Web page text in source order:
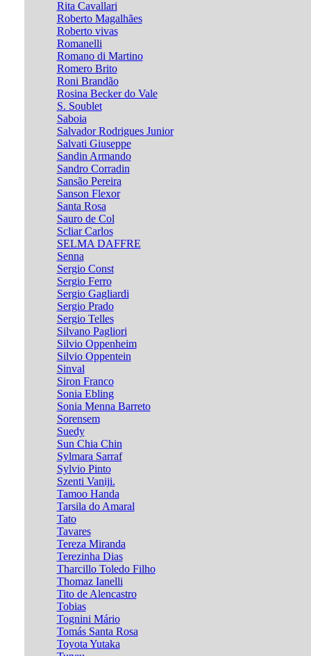
Rita Cavallari
Roberto Magalhães
Roberto vivas
Romanelli
Romano di Martino
Romero Brito
Roni Brandão
Rosina Becker do Vale
S. Soublet
Saboia
Salvador Rodrigues Junior
Salvati Giuseppe
Sandin Armando
Sandro Corradin
Sansão Pereira
Sanson Flexor
Santa Rosa
Sauro de Col
Scliar Carlos
SELMA DAFFRE
Senna
Sergio Const
Sergio Ferro
Sergio Gagliardi
Sergio Prado
Sergio Telles
Silvano Pagliori
Silvio Oppenheim
Silvio Oppentein
Sinval
Siron Franco
Sonia Ebling
Sonia Menna Barreto
Sorensem
Suedy
Sun Chia Chin
Sylmara Sarraf
Sylvio Pinto
Szenti Vaniji.
Tamoo Handa
Tarsila do Amaral
Tato
Tavares
Tereza Miranda
Terezinha Dias
Tharcillo Toledo Filho
Thomaz Ianelli
Tito de Alencastro
Tobias
Tognini Mário
Tomás Santa Rosa
Toyota Yutaka